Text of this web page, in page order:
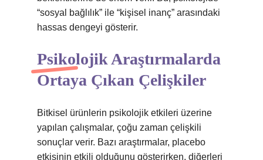
“sosyal bağlılık” ile “kişisel inanç” arasındaki
hassas dengeyi gösterir.
Psikolojik Araştırmalarda
Ortaya Çıkan Çelişkiler
Bitkisel ürünlerin psikolojik etkileri üzerine
yapılan çalışmalar, çoğu zaman çelişkili
sonuçlar verir. Bazı araştırmalar, placebo
etkisinin etkili olduğunu gösterirken, diğerleri